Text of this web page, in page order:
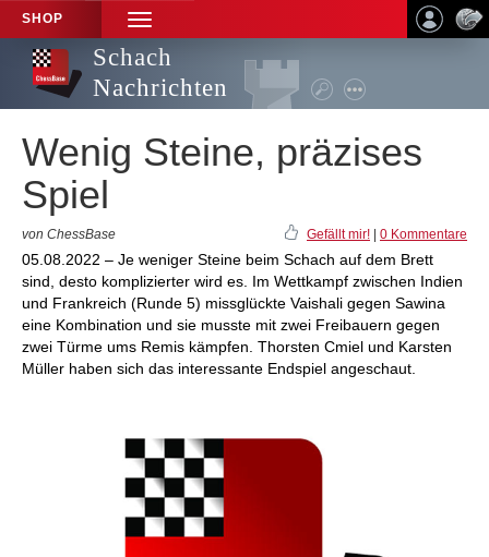
SHOP
TOGGLE
NAVIGATION
Schach
Nachrichten
Wenig Steine, präzises
Spiel
von ChessBase Gefällt mir! 0 Kommentare
05.08.2022 – Je weniger Steine beim Schach auf dem Brett
sind, desto komplizierter wird es. Im Wettkampf zwischen Indien
und Frankreich (Runde 5) missglückte Vaishali gegen Sawina
eine Kombination und sie musste mit zwei Freibauern gegen
zwei Türme ums Remis kämpfen. Thorsten Cmiel und Karsten
Müller haben sich das interessante Endspiel angeschaut.